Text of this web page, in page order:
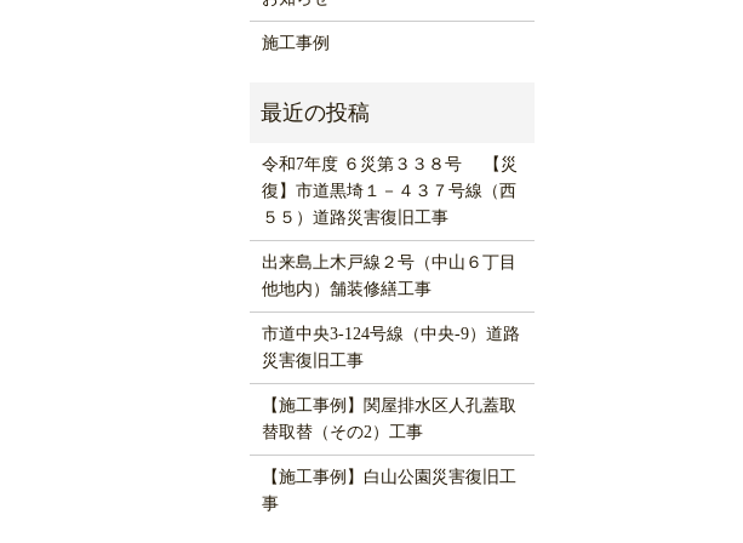
施工事例
令和7年度 ６災第３３８号 【災
復】市道黒埼１－４３７号線（西
５５）道路災害復旧工事
出来島上木戸線２号（中山６丁目
他地内）舗装修繕工事
市道中央3-124号線（中央-9）道路
災害復旧工事
【施工事例】関屋排水区人孔蓋取
替取替（その2）工事
【施工事例】白山公園災害復旧工
事